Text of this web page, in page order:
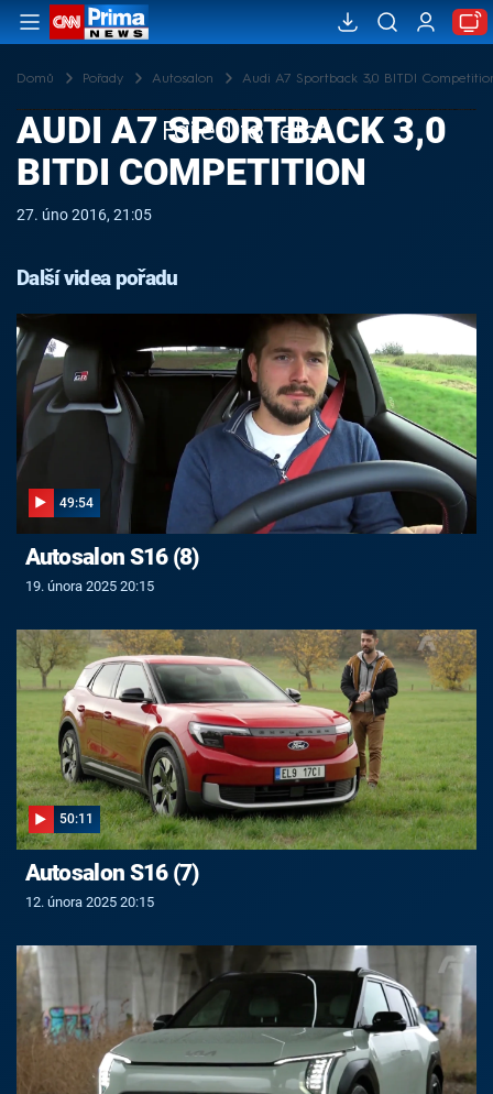
Domů Pořady Autosalon Audi A7 Sportback 3,0 BITDI
Failed to fetch
AUDI A7 SPORTBACK 3,0
BITDI COMPETITION
27. úno 2016, 21:05
Další videa pořadu
49:54
Autosalon S16 (8)
19. února 2025 20:15
50:11
Autosalon S16 (7)
12. února 2025 20:15